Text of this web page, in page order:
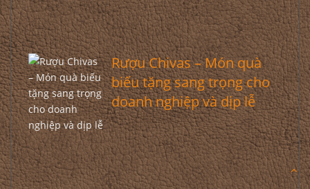
Rượu Chivas – Món quà
biếu tặng sang trọng cho
doanh nghiệp và dịp lễ